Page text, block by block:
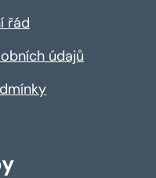
řád
údajů